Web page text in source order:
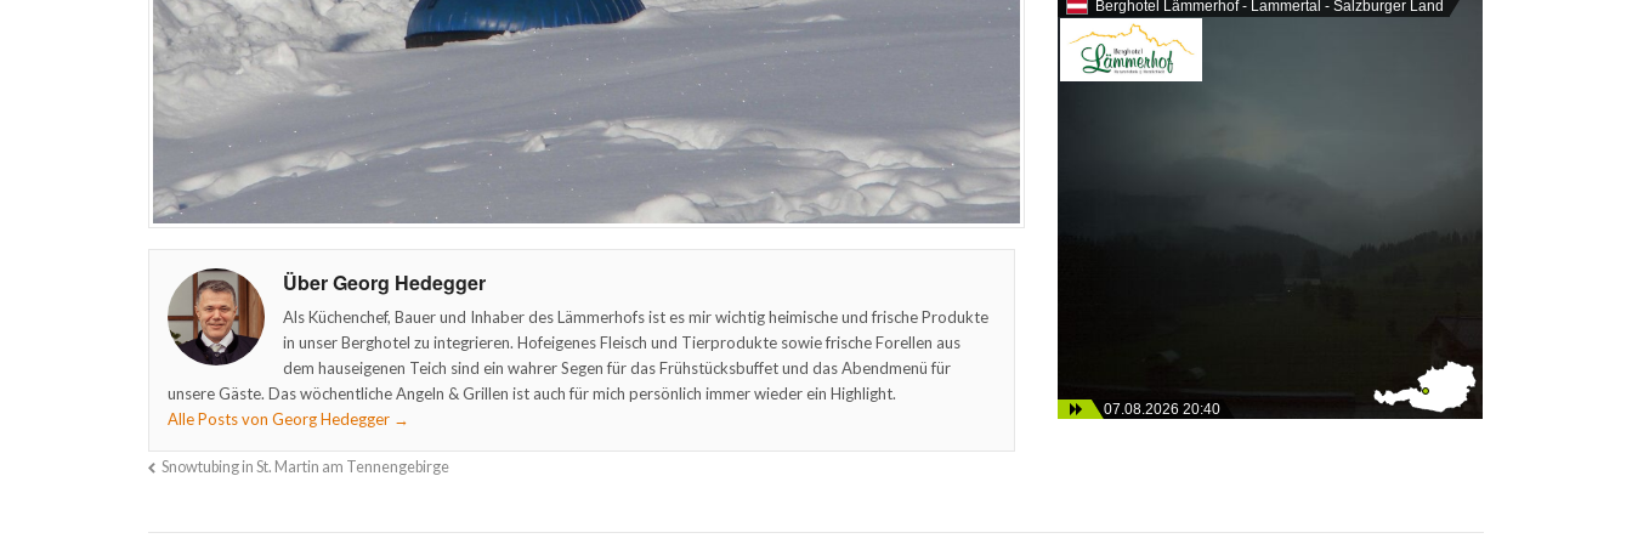
Über Georg Hedegger
Als Küchenchef, Bauer und Inhaber des Lämmerhofs ist es mir wichtig heimische und frische Produkte
in unser Berghotel zu integrieren. Hofeigenes Fleisch und Tierprodukte sowie frische Forellen aus
dem hauseigenen Teich sind ein wahrer Segen für das Frühstücksbuffet und das Abendmenü für
unsere Gäste. Das wöchentliche Angeln & Grillen ist auch für mich persönlich immer wieder ein Highlight.
Alle Posts von Georg Hedegger →
Snowtubing in St. Martin am Tennengebirge
Berghotel Lämmerhof - Lammertal - Salzburger Land
07.08.2026 20:40